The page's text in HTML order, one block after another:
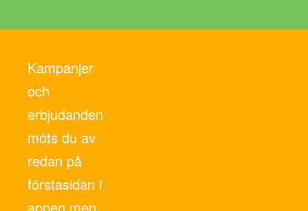
Kampanjer
och
erbjudanden
möts du av
redan på
förstasidan i